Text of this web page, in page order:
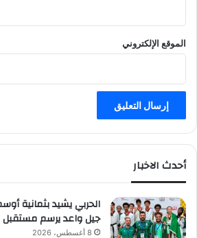
الموقع الإلكتروني
أحدث الاخبار
الحربي يشيد بثمانية
جيل واعد يرسم مستقبل
8 أغسطس، 2026